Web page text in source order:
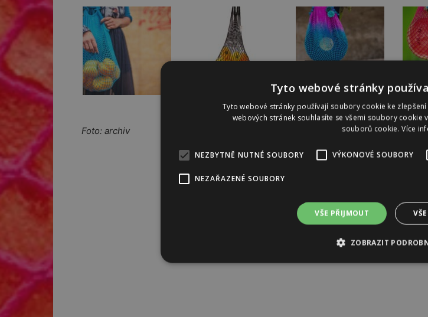
Foto: archiv
Reklama
Tyto webové stránky
Tyto webové stránky používají soubory cookie ke
webových stránek souhlasíte se všemi soubory cookie
souborů cookie.Více
NEZBYTNĚ NUTNÉ SOUBORY VÝKONOVÉ SOUBORY
NEZAŘAZENÉ SOUBORY
VŠE PŘIJMOUT
ZOBRAZIT